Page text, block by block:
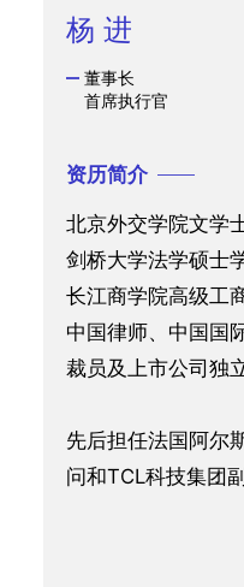
杨 进
董事长
首席执行官
资历简介
北京外交学院文学
剑桥大学法学硕士
长江商学院高级工
中国律师、中国国
裁员及上市公司独
先后担任法国阿尔
问和TCL科技集团